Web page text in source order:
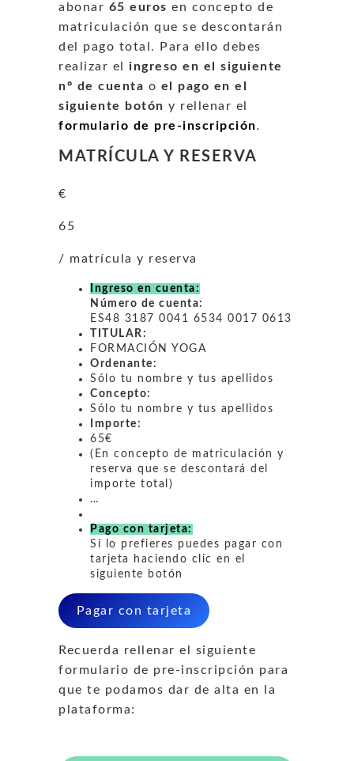
abonar 65 euros en concepto de
matriculación que se descontarán
del pago total. Para ello debes
realizar el
ingreso en el siguiente
nº de cuenta o el pago en el
siguiente botón y rellenar el
formulario de pre-inscripción.
MATRÍCULA Y RESERVA
€
65
/ matrícula y reserva
Ingreso en cuenta:
Número de cuenta:
ES48 3187 0041 6534 0017 0613
TITULAR:
FORMACIÓN YOGA
Ordenante:
Sólo tu nombre y tus apellidos
Concepto:
Sólo tu nombre y tus apellidos
Importe:
65€
(En concepto de matriculación y
reserva que se descontará del
importe total)
…
Pago con tarjeta:
Si lo prefieres puedes pagar con
tarjeta haciendo clic en el
siguiente botón
Pagar con tarjeta
Recuerda rellenar el siguiente
formulario de pre-inscripción para
que te podamos dar de alta en la
plataforma: